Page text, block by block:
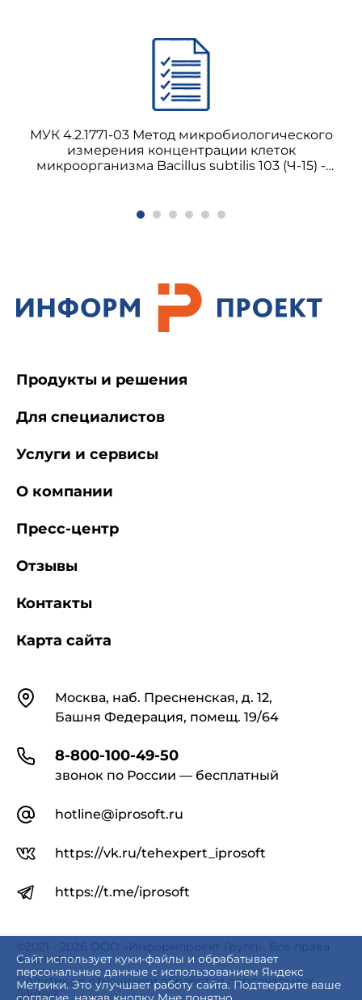
МУК 4.2.1771-03 Метод микробиологического
измерения концентрации клеток
микроорганизма Bacillus subtilis 103 (Ч-15) -
Сайт использует куки-файлы и обрабатывает
персональные данные с использованием Яндекс
Метрики. Это улучшает работу сайта. Подтвердите ваше
КонтактыМосква, наб. Пресненская, д. 12,
Башня Федерация, помещ. 19/64
8-800-100-49-50
звонок по России — бесплатный
hotline@iprosoft.ru
https://vk.ru/tehexpert_iprosoft
https://t.me/iprosoft
Продукты и решения
Для специалистов
Услуги и сервисы
О компании
Пресс-центр
Отзывы
Контакты
Карта сайта
©2021 - 2026 ООО «Информпроект Групп». Все права
защищены.
Политика в отношении обработки персональных
данных